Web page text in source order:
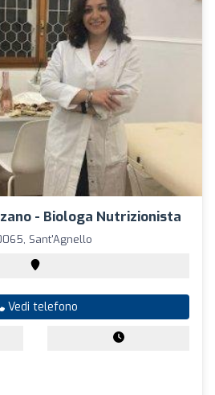
- Biologa Nutrizionista
Sant'Agnello
Vedi telefono